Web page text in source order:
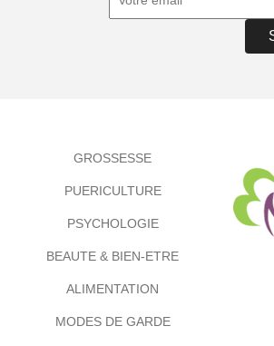
GROSSESSE
PUERICULTURE
PSYCHOLOGIE
BEAUTE & BIEN-ETRE
ALIMENTATION
MODES DE GARDE